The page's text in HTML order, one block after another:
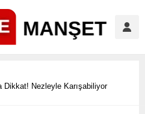
Dikkat! Nezleyle Karışabiliyor